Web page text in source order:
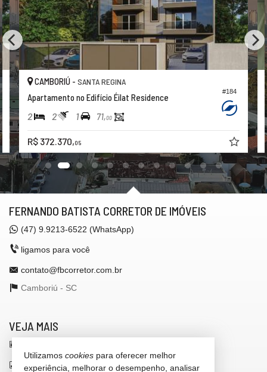
#184
CAMBORIÚ - SANTA REGINA
Apartamento no Edifício Éilat Residence
2 2 1 71,00
R$ 372.370,05
FERNANDO BATISTA CORRETOR DE IMÓVEIS
(47) 9.9213-6522 (WhatsApp)
ligamos para você
contato@fbcorretor.com.br
Camboriú - SC
VEJA MAIS
indicadores financeiros
Utilizamos cookies para oferecer melhor
experiência, melhorar o desempenho, analisar